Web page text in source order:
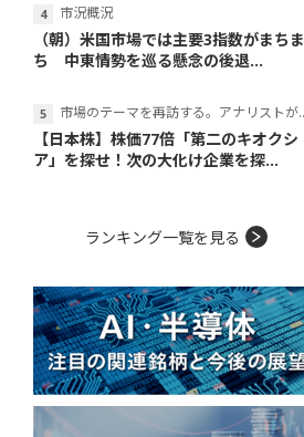
市況概況
（朝）米国市場では主要3指数がまちま
ち 中東情勢を巡る懸念の後退...
市場のテーマを再訪する。アナリストが読み解くテーマの本質
【日本株】株価77倍「第二のキオクシ
ア」を探せ！次の大化け企業を探...
ランキング一覧を見る